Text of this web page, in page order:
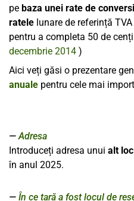
pe baza unei rate de
ratele lunare de referință
pentru a completa 50 de
decembrie 2014 )
Aici veți găsi o prezentare
anuale pentru cele mai
Adresa
Introduceți adresa unui alt
în anul 2025.
În ce țară a fost locul de